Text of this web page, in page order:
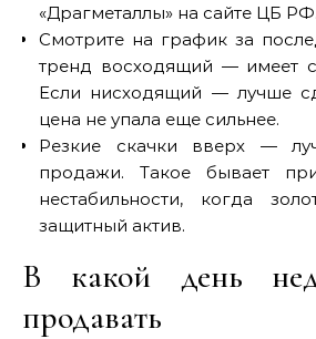
«Драгметаллы» на сайте ЦБ РФ.
Смотрите на график за
тренд восходящий — имеет
Если нисходящий — лучше
цена не упала еще сильнее.
Резкие скачки вверх —
продажи. Такое бывает
нестабильности, когда
защитный актив.
В какой день
продавать